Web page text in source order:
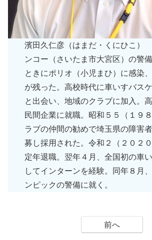
濱田久仁彦（はまだ・くにひこ）
ンコー（さいたま市大宮区）の警
ときにポリオ（小児まひ）に感染
が残った。高校時代に車いすバス
と出会い、地域のクラブに加入。
民間企業に就職。昭和５５（１９
ラブの仲間の勧めで埼玉県の障害
募し採用された。令和２（２０２０
定年退職。翌年４月、全国初の車
してインターンを経験。同年８月
ンピックの警備に就く。
前へ